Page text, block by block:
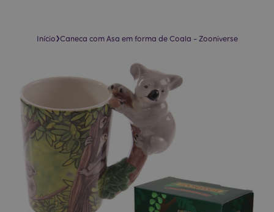
Início›Caneca com Asa em forma de Coala - Zooniverse
final
da
Galeria
início
da
Galeria